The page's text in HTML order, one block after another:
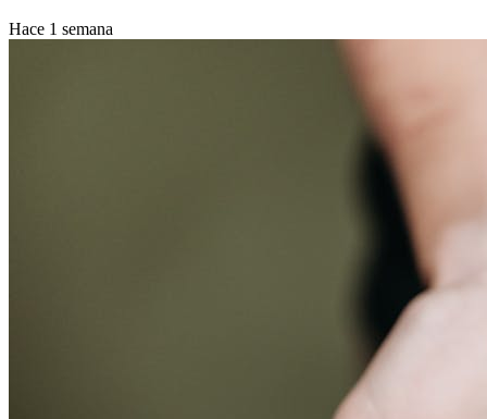
Hace 1 semana